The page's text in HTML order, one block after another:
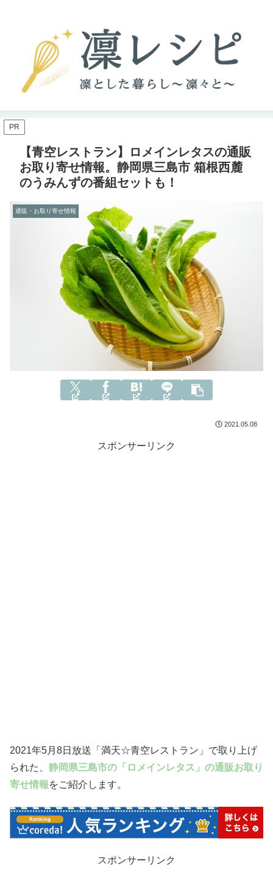
PR
【青空レストラン】ロメインレタスの通販
お取り寄せ情報。静岡県三島市 箱根西麓
のうみんずの番組セットも！
通販・お取り寄せ情報
2021.05.08
スポンサーリンク
2021年5月8日放送「満天☆青空レストラン」で取り上げ
られた、 静岡県三島市の「ロメインレタス」の通販お取り
寄せ情報をご紹介します。
スポンサーリンク